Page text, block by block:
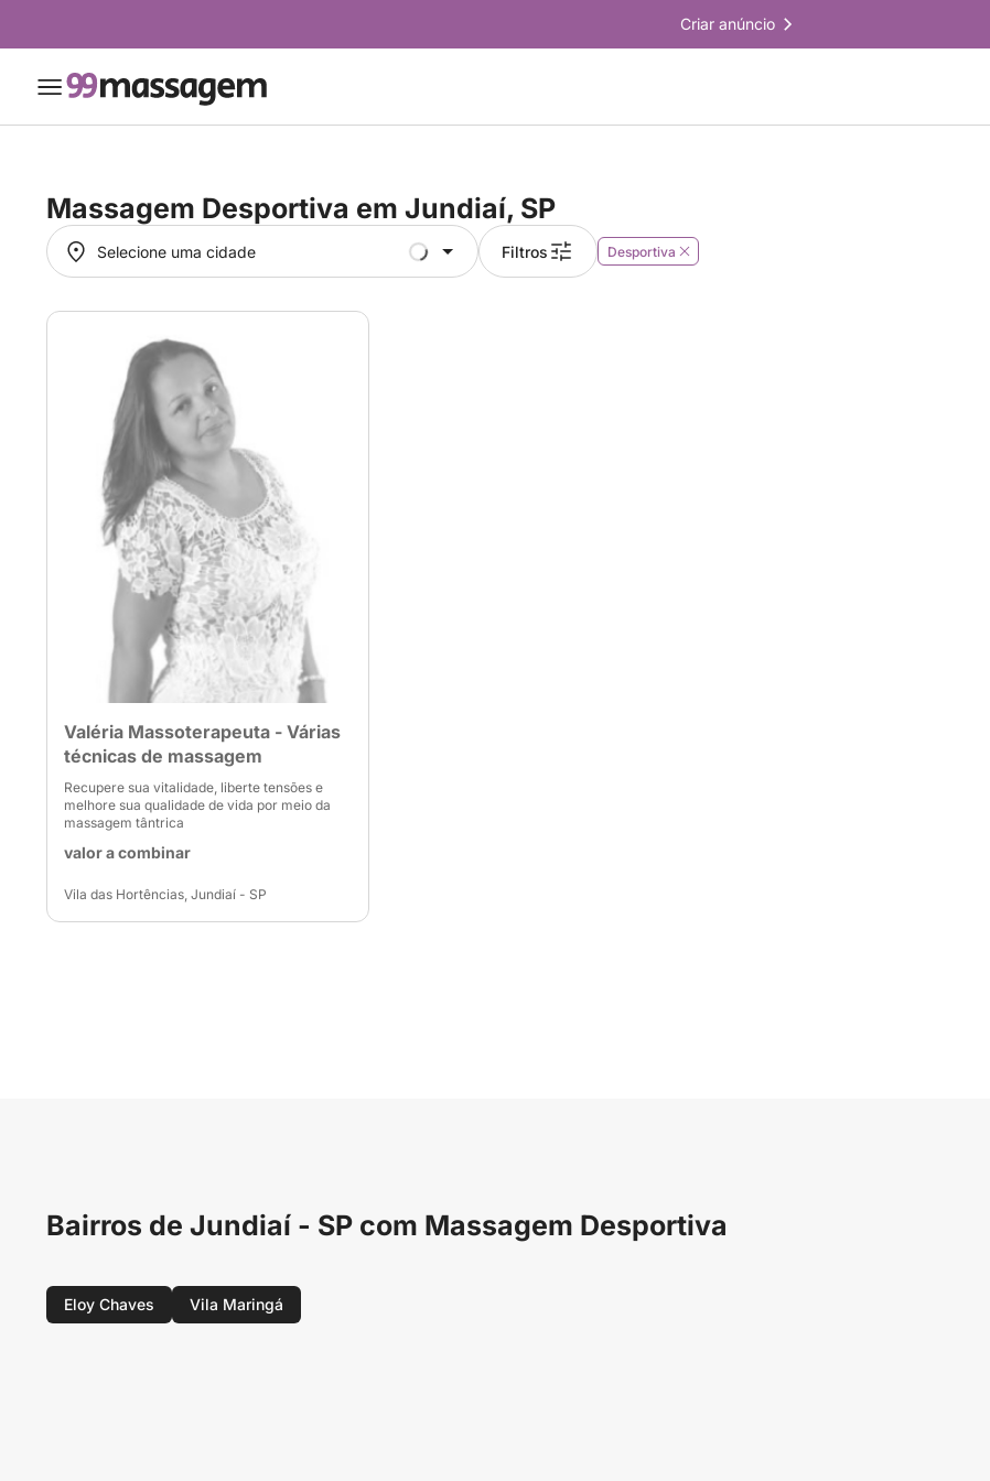
Criar anúncio
Massagem Desportiva em Jundiaí, SP
Selecione uma cidade
Selecione uma cidade Filtros Desportiva
Valéria Massoterapeuta - Várias
técnicas de massagem
Recupere sua vitalidade, liberte tensões e
melhore sua qualidade de vida por meio da
massagem tântrica
valor a combinar
Vila das Hortências, Jundiaí - SP
Bairros de Jundiaí - SP com Massagem Desportiva
Eloy Chaves Vila Maringá